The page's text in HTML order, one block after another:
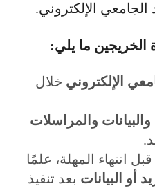
الجامعي الإلكتروني.
الخريجين ما يلي:
الإلكتروني خلال
والمراسلات
انتهاء المهلة، علمًا
أو البيانات بعد تنفيذ